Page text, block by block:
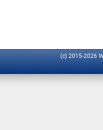
(c) 2015-2026